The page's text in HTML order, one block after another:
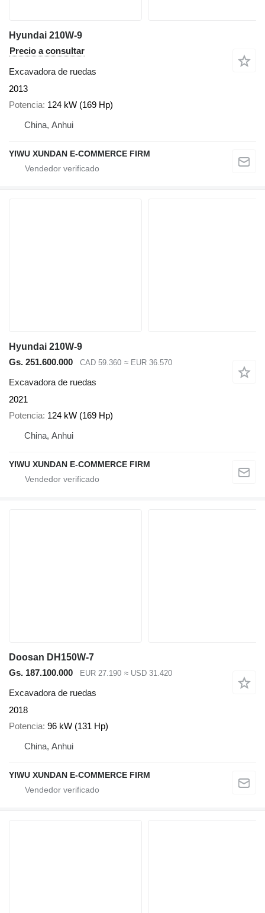
Hyundai 210W-9
Precio a consultar
Excavadora de ruedas
2013
Potencia 124 kW (169 Hp)
China, Anhui
YIWU XUNDAN E-COMMERCE FIRM
Hyundai 210W-9
Gs. 251.600.000
CAD 59.360 ≈ EUR 36.570
Excavadora de ruedas
2021
Potencia 124 kW (169 Hp)
China, Anhui
YIWU XUNDAN E-COMMERCE FIRM
Doosan DH150W-7
Gs. 187.100.000
EUR 27.190 ≈ USD 31.420
Excavadora de ruedas
2018
Potencia 96 kW (131 Hp)
China, Anhui
YIWU XUNDAN E-COMMERCE FIRM